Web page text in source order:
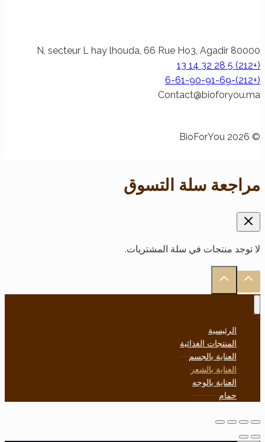
N, secteur L hay lhouda, 66 Rue Ho3, Agadir 80000
(+212) 5 28 32 14 13
(+212)-6-61-90-91-69
am.uoyrofoib
@tcatnoC
© 2026 BioForYou
‏مراجعة سلة التسوق‏
لا توجد منتجات في سلة المشتريات.
الرئيسية
المنتجات الغذائية
العناية بالجسم
العناية بالشعر
العناية بالوجه
حمام